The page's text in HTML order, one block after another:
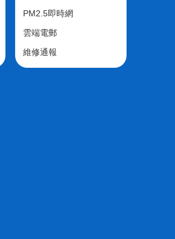
PM2.5即時網
雲端電郵
維修通報